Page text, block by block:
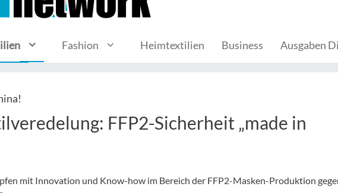
Fashion Heimtextilien Business Ausgaben
FFP2-Sicherheit „made in
mit Innovation und Know-how im Bereich der FFP2-Masken-Produktion